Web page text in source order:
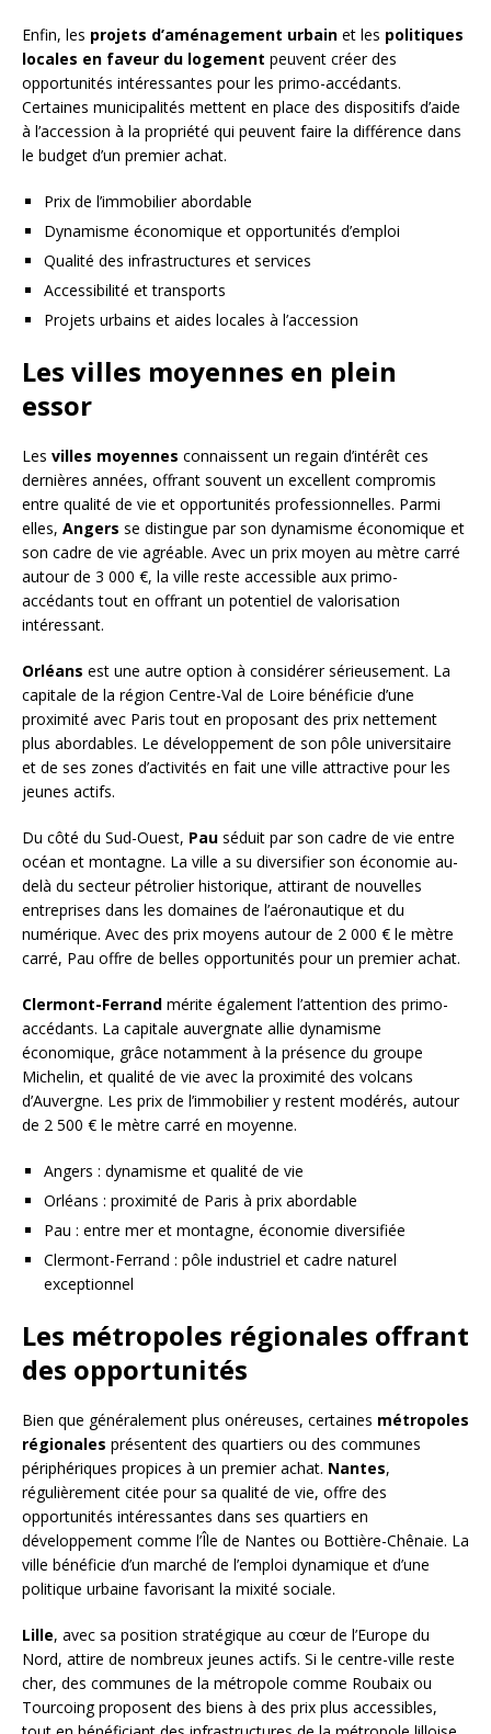
Enfin, les projets d’aménagement urbain et les politiques
locales en faveur du logement peuvent créer des
opportunités intéressantes pour les primo-accédants.
Certaines municipalités mettent en place des dispositifs d’aide
à l’accession à la propriété qui peuvent faire la différence dans
le budget d’un premier achat.
Prix de l’immobilier abordable
Dynamisme économique et opportunités d’emploi
Qualité des infrastructures et services
Accessibilité et transports
Projets urbains et aides locales à l’accession
Les villes moyennes en plein
essor
Les villes moyennes connaissent un regain d’intérêt ces
dernières années, offrant souvent un excellent compromis
entre qualité de vie et opportunités professionnelles. Parmi
elles, Angers se distingue par son dynamisme économique et
son cadre de vie agréable. Avec un prix moyen au mètre carré
autour de 3 000 €, la ville reste accessible aux primo-
accédants tout en offrant un potentiel de valorisation
intéressant.
Orléans est une autre option à considérer sérieusement. La
capitale de la région Centre-Val de Loire bénéficie d’une
proximité avec Paris tout en proposant des prix nettement
plus abordables. Le développement de son pôle universitaire
et de ses zones d’activités en fait une ville attractive pour les
jeunes actifs.
Du côté du Sud-Ouest, Pau séduit par son cadre de vie entre
océan et montagne. La ville a su diversifier son économie au-
delà du secteur pétrolier historique, attirant de nouvelles
entreprises dans les domaines de l’aéronautique et du
numérique. Avec des prix moyens autour de 2 000 € le mètre
carré, Pau offre de belles opportunités pour un premier achat.
Clermont-Ferrand mérite également l’attention des primo-
accédants. La capitale auvergnate allie dynamisme
économique, grâce notamment à la présence du groupe
Michelin, et qualité de vie avec la proximité des volcans
d’Auvergne. Les prix de l’immobilier y restent modérés, autour
de 2 500 € le mètre carré en moyenne.
Angers : dynamisme et qualité de vie
Orléans : proximité de Paris à prix abordable
Pau : entre mer et montagne, économie diversifiée
Clermont-Ferrand : pôle industriel et cadre naturel
exceptionnel
Les métropoles régionales offrant
des opportunités
Bien que généralement plus onéreuses, certaines métropoles
régionales présentent des quartiers ou des communes
périphériques propices à un premier achat. Nantes,
régulièrement citée pour sa qualité de vie, offre des
opportunités intéressantes dans ses quartiers en
développement comme l’Île de Nantes ou Bottière-Chênaie. La
ville bénéficie d’un marché de l’emploi dynamique et d’une
politique urbaine favorisant la mixité sociale.
Lille, avec sa position stratégique au cœur de l’Europe du
Nord, attire de nombreux jeunes actifs. Si le centre-ville reste
cher, des communes de la métropole comme Roubaix ou
Tourcoing proposent des biens à des prix plus accessibles,